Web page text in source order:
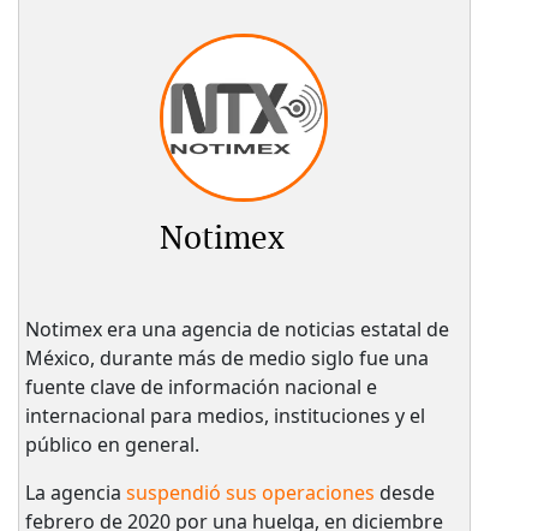
Notimex
Notimex era una agencia de noticias estatal de
México, durante más de medio siglo fue una
fuente clave de información nacional e
internacional para medios, instituciones y el
público en general.
La agencia suspendió sus operaciones desde
febrero de 2020 por una huelga, en diciembre